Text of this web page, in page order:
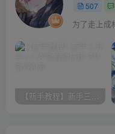
507
【新手教程】新手三分钟入门AI全自动搭建